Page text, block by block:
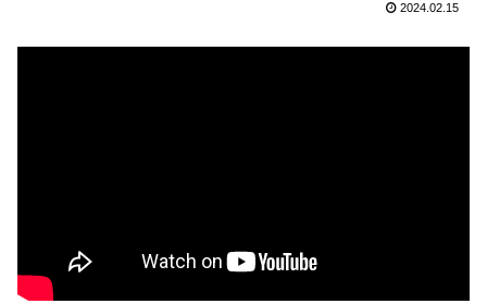
2024.02.15